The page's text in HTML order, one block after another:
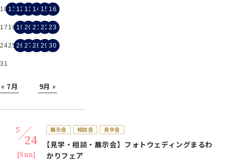
10 11 12 13 14 15 16
17 18 19 20 21 22 23
2425 26 27 28 29 30
31
« 7月 9月 »
5
24
[Sun]
展示会 相談会 見学会
【見学・相談・展示会】フォトウェディングまるわ
かりフェア